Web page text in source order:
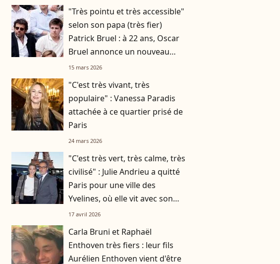
"Très pointu et très accessible"
selon son papa (très fier)
Patrick Bruel : à 22 ans, Oscar
Bruel annonce un nouveau
projet lié aux neurosciences
15 mars 2026
"C'est très vivant, très
populaire" : Vanessa Paradis
attachée à ce quartier prisé de
Paris
24 mars 2026
"C'est très vert, très calme, très
civilisé" : Julie Andrieu a quitté
Paris pour une ville des
Yvelines, où elle vit avec son
mari et leurs deux enfants
17 avril 2026
Carla Bruni et Raphaël
Enthoven très fiers : leur fils
Aurélien Enthoven vient d'être